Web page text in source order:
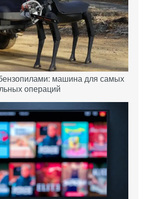
машина для самых
операций